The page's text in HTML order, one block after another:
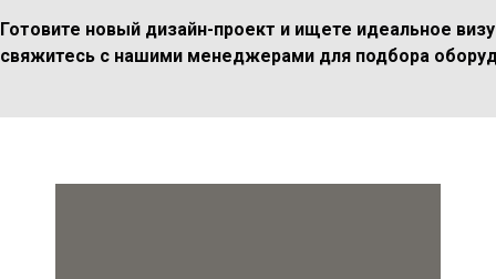
Готовите новый дизайн-проект и ищете идеальное
свяжитесь с нашими менеджерами для подбора